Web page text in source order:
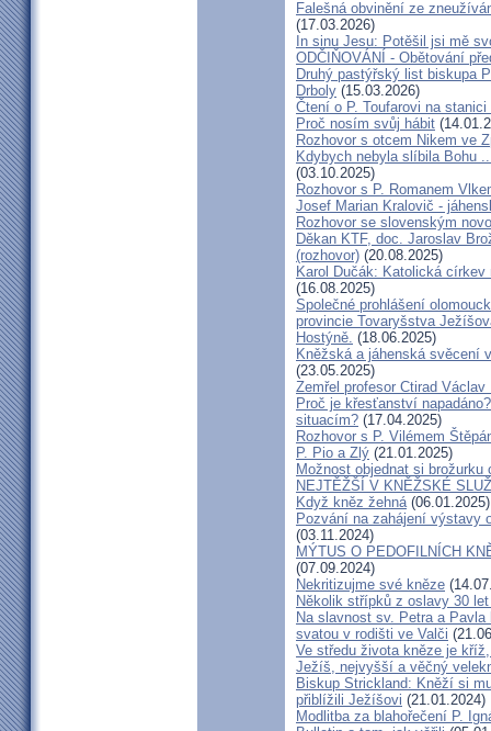
Falešná obvinění ze
(17.03.2026)
In sinu Jesu: Potěšil jsi mě
ODČIŇOVÁNÍ - Obětování
Druhý pastýřský list biskupa
Drboly (15.03.2026)
Čtení o P. Toufarovi na stanici
Proč nosím svůj hábit
Rozhovor s otcem Nikem ve
Kdybych nebyla slíbila Bohu
(03.10.2025)
Rozhovor s P. Romanem
Josef Marian Kralovič -
Rozhovor se slovenským
Děkan KTF, doc. Jaroslav
(rozhovor) (20.08.2025)
Karol Dučák: Katolická
(16.08.2025)
Společné prohlášení
provincie Tovaryšstva
Hostýně. (18.06.2025)
Kněžská a jáhenská svěcení
(23.05.2025)
Zemřel profesor Ctirad
Proč je křesťanství
situacím? (17.04.2025)
Rozhovor s P. Vilémem
P. Pio a Zlý (21.01.2025)
Možnost objednat si
NEJTĚŽŠÍ V KNĚŽSKÉ
Když kněz žehná(06.01.2025)
Pozvání na zahájení výstavy
(03.11.2024)
MÝTUS O PEDOFILNÍCH
(07.09.2024)
Nekritizujme své kněze
Několik střípků z oslavy 30
Na slavnost sv. Petra a
svatou v rodišti ve Valči
Ve středu života kněze je
Ježíš, nejvyšší a věčný
Biskup Strickland: Kněží si
přiblížili Ježíšovi (21.01.2024)
Modlitba za blahořečení P.